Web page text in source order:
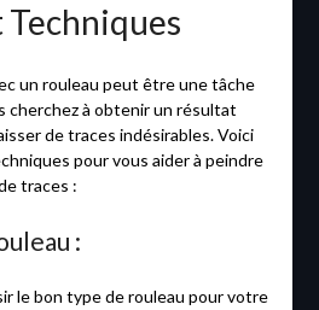
Techniques
un rouleau peut être une tâche
cherchez à obtenir un résultat
de traces indésirables. Voici
pour vous aider à peindre
traces :
:
le bon type de rouleau pour votre